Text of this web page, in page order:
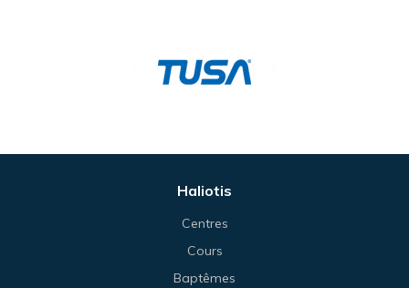
Haliotis
Centres
Cours
Baptêmes